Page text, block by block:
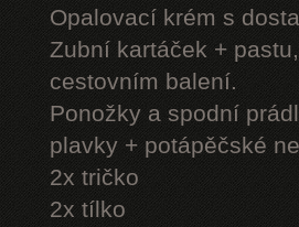
Opalovací krém s
Zubní kartáček +
cestovním balení.
Ponožky a spodní
plavky + potápěčské
2x tričko
2x tílko